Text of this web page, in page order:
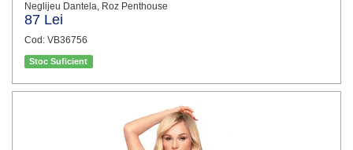
Neglijeu Dantela, Roz Penthouse
87 Lei
Cod: VB36756
Stoc Suficient